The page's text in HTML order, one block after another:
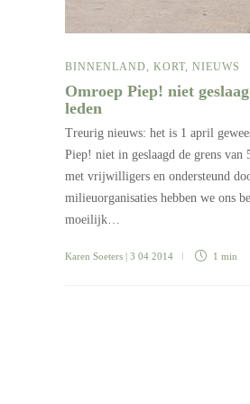
BINNENLAND, KORT, NIEUWS
Omroep Piep! niet
leden
Treurig nieuws: het is 1 april
Piep! niet in geslaagd de grens van
met vrijwilligers en ondersteund
milieuorganisaties hebben we ons
moeilijk…
Karen Soeters | 3 04 2014 1 min